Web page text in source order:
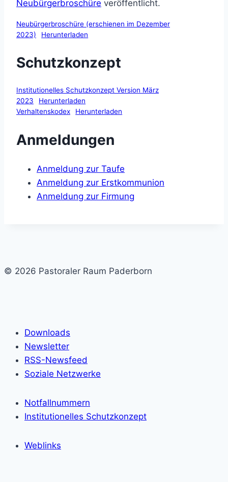
Neubürgerbroschüre veröffentlicht.
Neubürgerbroschüre (erschienen im Dezember
2023)
Herunterladen
Schutzkonzept
Institutionelles Schutzkonzept Version März
2023
Herunterladen
Verhaltenskodex
Herunterladen
Anmeldungen
Anmeldung zur Taufe
Anmeldung zur Erstkommunion
Anmeldung zur Firmung
© 2026 Pastoraler Raum Paderborn
Downloads
Newsletter
RSS-Newsfeed
Soziale Netzwerke
Notfallnummern
Institutionelles Schutzkonzept
Weblinks